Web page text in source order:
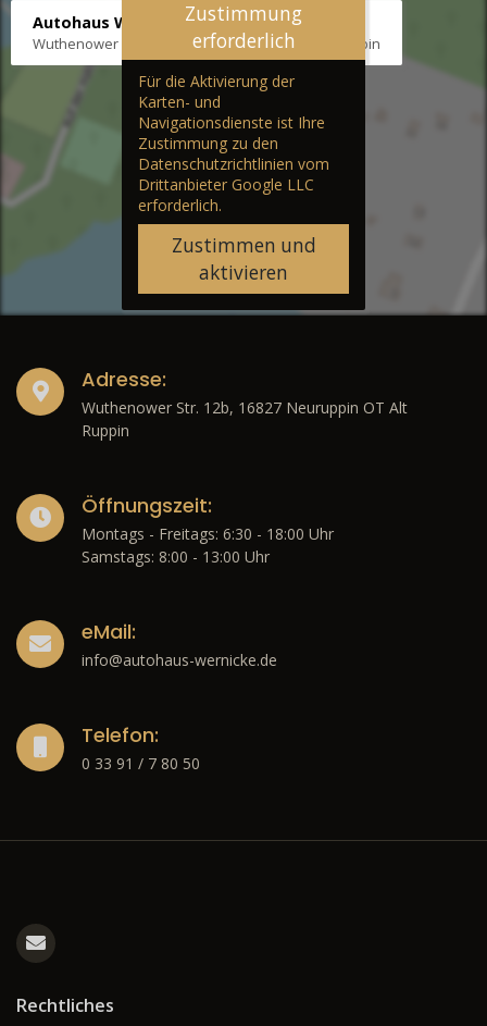
Autohaus Wernicke
Wuthenower Str. 12b, 16827 Neuruppin OT Alt Ruppin
Zustimmung
erforderlich
Für die Aktivierung der
Karten- und
Navigationsdienste ist Ihre
Zustimmung zu den
Datenschutzrichtlinien vom
Drittanbieter Google LLC
erforderlich.
Zustimmen und
aktivieren
Adresse:
Wuthenower Str. 12b, 16827 Neuruppin OT Alt
Ruppin
Öffnungszeit:
Montags - Freitags: 6:30 - 18:00 Uhr
Samstags: 8:00 - 13:00 Uhr
eMail:
info@autohaus-wernicke.de
Telefon:
0 33 91 / 7 80 50
Rechtliches